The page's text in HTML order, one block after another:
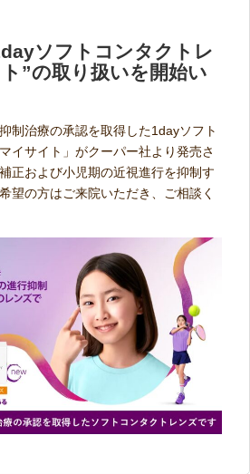
ソフトコンタクトレ
”の取り扱いを開始い
制治療の承認を取得した1dayソフト
イサイト」がクーパー社より発売さ
正および小児期の近視進行を抑制す
望の方はご来院いただき、ご相談く